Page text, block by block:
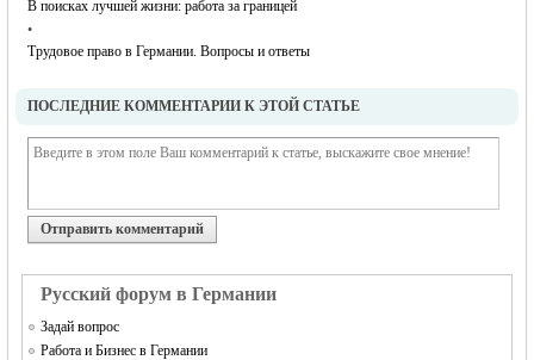
В поисках лучшей жизни: работа за границей
•
Трудовое право в Германии. Вопросы и ответы
ПОСЛЕДНИЕ КОММЕНТАРИИ К ЭТОЙ СТАТЬЕ
Отправить комментарий
Русский форум в Германии
Задай вопрос
Работа и Бизнес в Германии